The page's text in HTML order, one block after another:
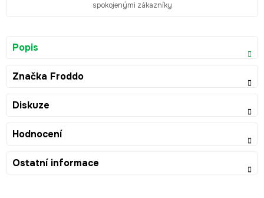
spokojenými zákazníky
Popis
Značka Froddo
Diskuze
Hodnocení
Ostatní informace